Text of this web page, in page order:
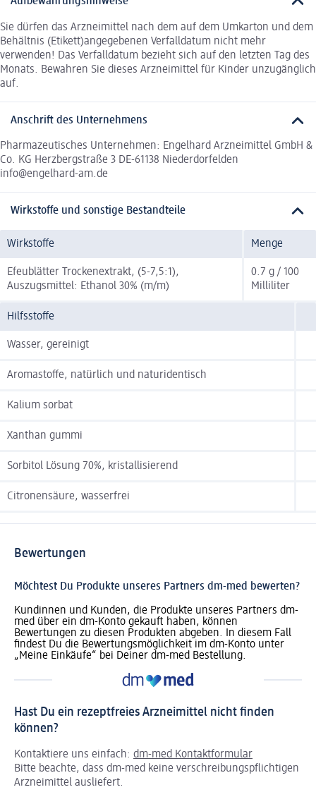
Sie dürfen das Arzneimittel nach dem auf dem Umkarton und dem
Behältnis (Etikett)angegebenen Verfalldatum nicht mehr
verwenden! Das Verfalldatum bezieht sich auf den letzten Tag des
Monats. Bewahren Sie dieses Arzneimittel für Kinder unzugänglich
auf.
Anschrift des Unternehmens
Pharmazeutisches Unternehmen: Engelhard Arzneimittel GmbH &
Co. KG Herzbergstraße 3 DE-61138 Niederdorfelden
info@engelhard-am.de
Wirkstoffe und sonstige Bestandteile
Wirkstoffe Menge
Efeublätter Trockenextrakt, (5-7,5:1),
Auszugsmittel: Ethanol 30% (m/m)
0.7 g / 100
Milliliter
Hilfsstoffe
Wasser, gereinigt
Aromastoffe, natürlich und naturidentisch
Kalium sorbat
Xanthan gummi
Sorbitol Lösung 70%, kristallisierend
Citronensäure, wasserfrei
Bewertungen
Möchtest Du Produkte unseres Partners dm-med bewerten?
Kundinnen und Kunden, die Produkte unseres Partners dm-
med über ein dm-Konto gekauft haben, können
Bewertungen zu diesen Produkten abgeben. In diesem Fall
findest Du die Bewertungsmöglichkeit im dm-Konto unter
„Meine Einkäufe“ bei Deiner dm-med Bestellung.
Hast Du ein rezeptfreies Arzneimittel nicht finden
können?
Kontaktiere uns einfach: dm-med Kontaktformular
Bitte beachte, dass dm-med keine verschreibungspflichtigen
Arzneimittel ausliefert.